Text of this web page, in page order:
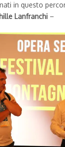
in questo
Lanfranchi –